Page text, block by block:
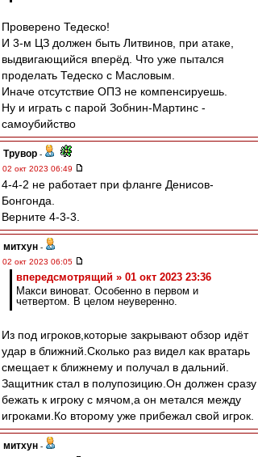
Проверено Тедеско!
И 3-м ЦЗ должен быть Литвинов, при атаке,
выдвигающийся вперёд. Что уже пытался
проделать Тедеско с Масловым.
Иначе отсутствие ОПЗ не компенсируешь.
Ну и играть с парой Зобнин-Мартинс -
самоубийство
Трувор -
02 окт 2023 06:49
4-4-2 не работает при фланге Денисов-
Бонгонда.
Верните 4-3-3.
митхун -
02 окт 2023 06:05
впередсмотрящий » 01 окт 2023 23:36
Макси виноват. Особенно в первом и
четвертом. В целом неуверенно.
Из под игроков,которые закрывают обзор идёт
удар в ближний.Сколько раз видел как вратарь
смещает к ближнему и получал в дальний.
Защитник стал в полупозицию.Он должен сразу
бежать к игроку с мячом,а он метался между
игроками.Ко второму уже прибежал свой игрок.
митхун -